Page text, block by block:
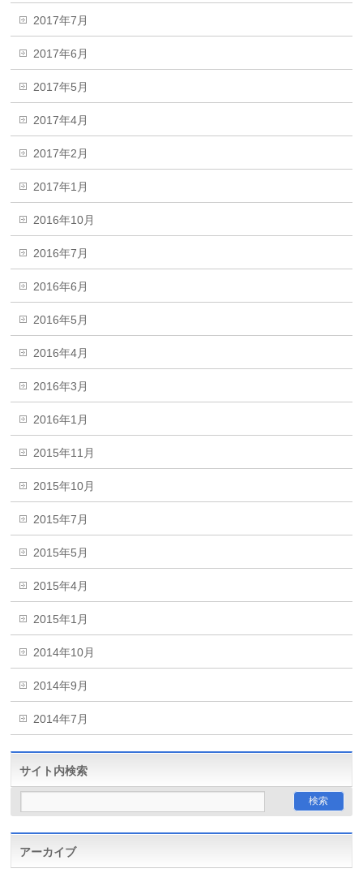
2017年7月
2017年6月
2017年5月
2017年4月
2017年2月
2017年1月
2016年10月
2016年7月
2016年6月
2016年5月
2016年4月
2016年3月
2016年1月
2015年11月
2015年10月
2015年7月
2015年5月
2015年4月
2015年1月
2014年10月
2014年9月
2014年7月
サイト内検索
アーカイブ